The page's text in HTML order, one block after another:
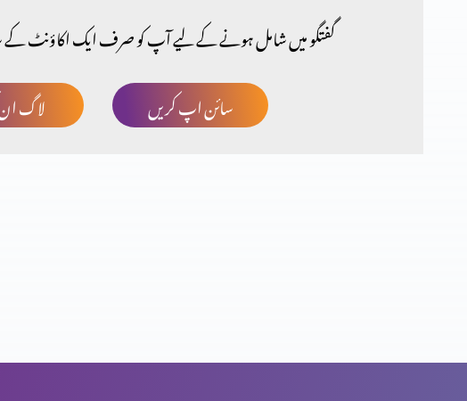
گفتگو میں شامل ہونے کے لیے آپ کو صرف ایک اکاؤنٹ کے
لاگ
سائن اپ کریں